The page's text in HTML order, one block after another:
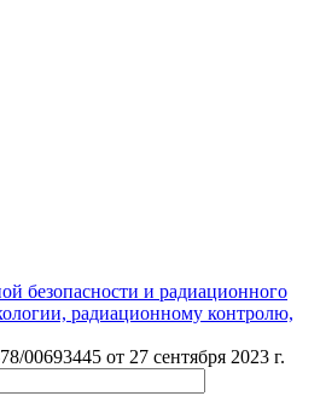
00693445 от 27 сентября 2023 г.